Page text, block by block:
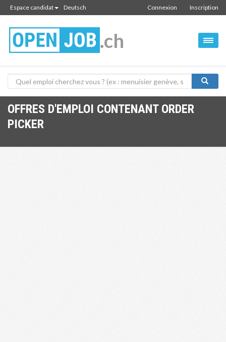
Espace candidat Deutsch Inscription
Connexion
.ch
OFFRES D'EMPLOI CONTENANT ORDER
PICKER